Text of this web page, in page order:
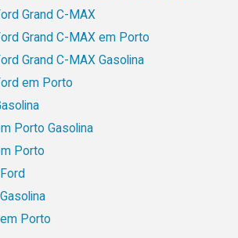
Grand C-MAX
Grand C-MAX em Porto
Grand C-MAX Gasolina
em Porto
Porto Gasolina
Porto
Porto